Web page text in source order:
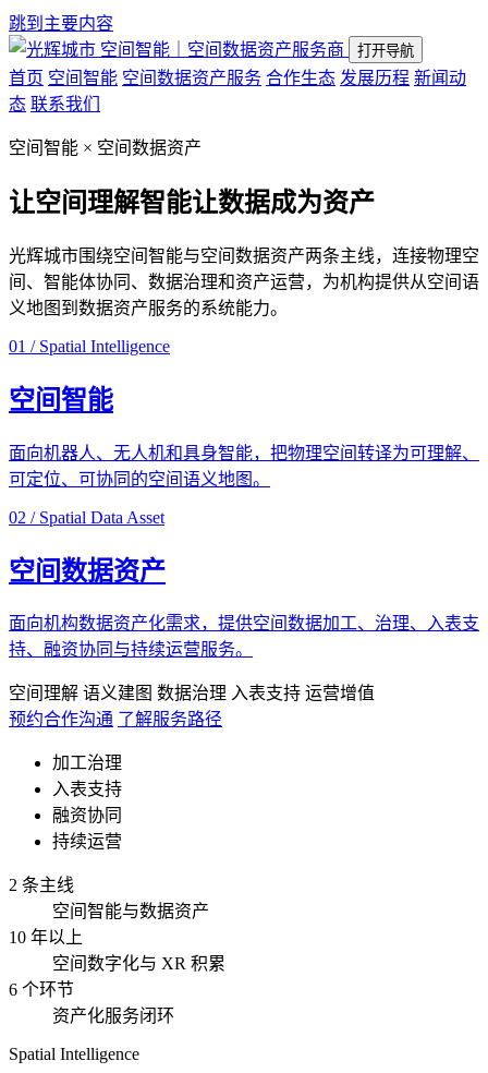
跳到主要内容
空间智能｜空间数据资产服务商
打开导航
首页 空间智能 空间数据资产服务 合作生态 发展历程 新闻动
态 联系我们
空间智能 × 空间数据资产
让空间理解智能让数据成为资产
光辉城市围绕空间智能与空间数据资产两条主线，连接物理空
间、智能体协同、数据治理和资产运营，为机构提供从空间语
义地图到数据资产服务的系统能力。
01 / Spatial Intelligence
空间智能
面向机器人、无人机和具身智能，把物理空间转译为可理解、
可定位、可协同的空间语义地图。
02 / Spatial Data Asset
空间数据资产
面向机构数据资产化需求，提供空间数据加工、治理、入表支
持、融资协同与持续运营服务。
空间理解 语义建图 数据治理 入表支持 运营增值
预约合作沟通 了解服务路径
加工治理
入表支持
融资协同
持续运营
2 条主线
空间智能与数据资产
10 年以上
空间数字化与 XR 积累
6 个环节
资产化服务闭环
Spatial Intelligence